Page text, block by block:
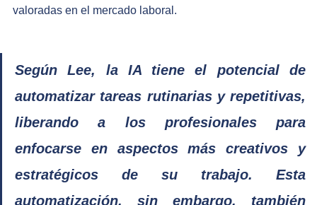
valoradas en el mercado laboral.​
Según Lee, la IA tiene el potencial de
automatizar tareas rutinarias y repetitivas,
liberando a los profesionales para
enfocarse en aspectos más creativos y
estratégicos de su trabajo. Esta
automatización, sin embargo, también